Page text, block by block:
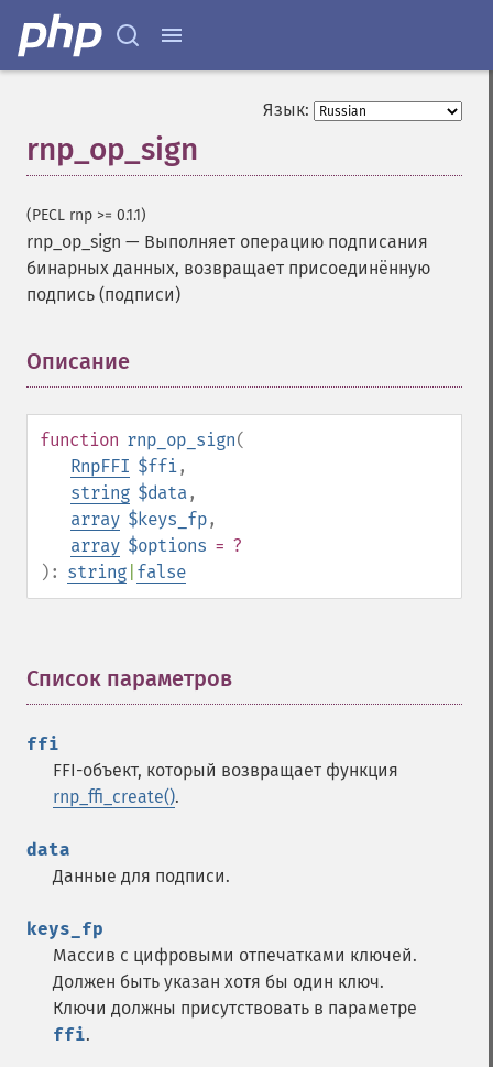
Язык:
rnp_op_sign
(PECL rnp >= 0.1.1)
rnp_op_sign — Выполняет операцию подписания
бинарных данных, возвращает присоединённую
подпись (подписи)
Описание
function rnp_op_sign(
RnpFFI $ffi,
string $data,
array $keys_fp,
array $options = ?
): string false
Список параметров
ffi
FFI-объект, который возвращает функция
rnp_ffi_create().
data
Данные для подписи.
keys_fp
Массив с цифровыми отпечатками ключей.
Должен быть указан хотя бы один ключ.
Ключи должны присутствовать в параметре
ffi.